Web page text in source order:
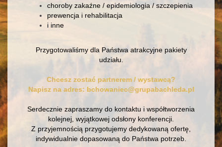
choroby zakaźne / epidemiologia / szczepienia
prewencja i rehabilitacja
i inne
Przygotowaliśmy dla Państwa atrakcyjne pakiety
udziału.
Chcesz zostać partnerem / wystawcą?
Napisz na adres: bchowaniec@grupabachleda.pl
Serdecznie zapraszamy do kontaktu i współtworzenia
kolejnej, wyjątkowej odsłony konferencji.
Z przyjemnością przygotujemy dedykowaną ofertę,
indywidualnie dopasowaną do Państwa potrzeb.